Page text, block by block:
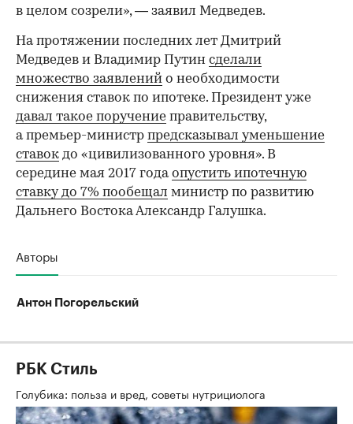
в целом созрели», — заявил Медведев.
На протяжении последних лет Дмитрий
Медведев и Владимир Путин сделали
множество заявлений о необходимости
снижения ставок по ипотеке. Президент уже
давал такое поручение правительству,
а премьер-министр предсказывал уменьшение
ставок до «цивилизованного уровня». В
середине мая 2017 годаопустить ипотечную
ставку до 7% пообещал министр по развитию
Дальнего Востока Александр Галушка.
Авторы
Антон Погорельский
РБК Стиль
Голубика: польза и вред, советы нутрициолога